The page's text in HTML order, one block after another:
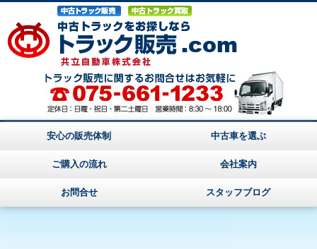
安心の販売体制 中古車を選ぶ
ご購入の流れ 会社案内
お問合せ スタッフブログ